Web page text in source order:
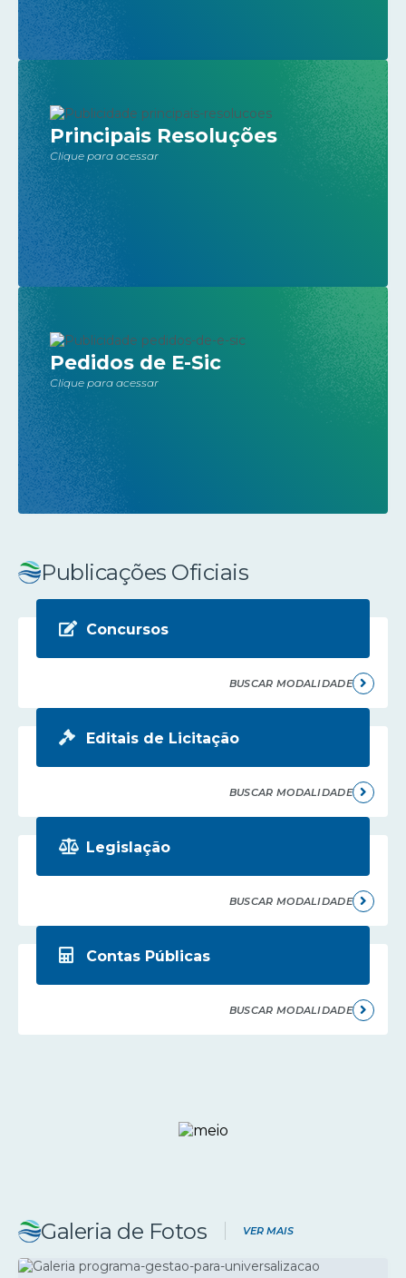
Principais Resoluções
Clique para acessar
Pedidos de E-Sic
Clique para acessar
Publicações Oficiais
Concursos
BUSCAR MODALIDADE
Editais de Licitação
BUSCAR MODALIDADE
Legislação
BUSCAR MODALIDADE
Contas Públicas
BUSCAR MODALIDADE
Galeria de Fotos VER MAIS